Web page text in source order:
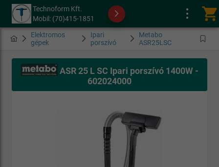
Technoform Kft.
Mobil: (70)415-1851
shopping_cart
Elektromos
gépek
Ipari
porszívó
Metabo
ASR25LSC
ASR 25 L SC Ipari porszívó 1400W -
602024000